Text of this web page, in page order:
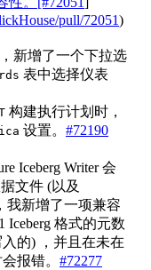
pull/72051)
新增了一个下拉选
表中选择仪表
构建执行计划时，
设置。 #72190
Iceberg Writer 会
文件 (以及
我新增了一项兼容
Iceberg 格式的元数
的) ，并且在未在
报错。 #72277